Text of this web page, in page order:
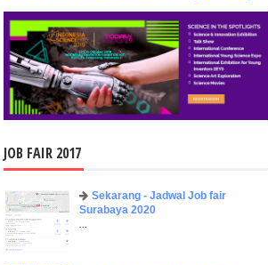
JOB FAIR 2017
Sekarang - Jadwal Job fair
Surabaya 2020
...